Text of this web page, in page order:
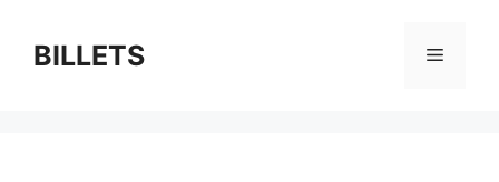
contentBILLETS Menu